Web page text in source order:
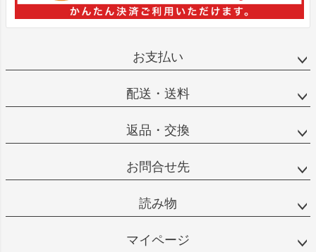
お支払い
配送・送料
返品・交換
お問合せ先
読み物
マイページ